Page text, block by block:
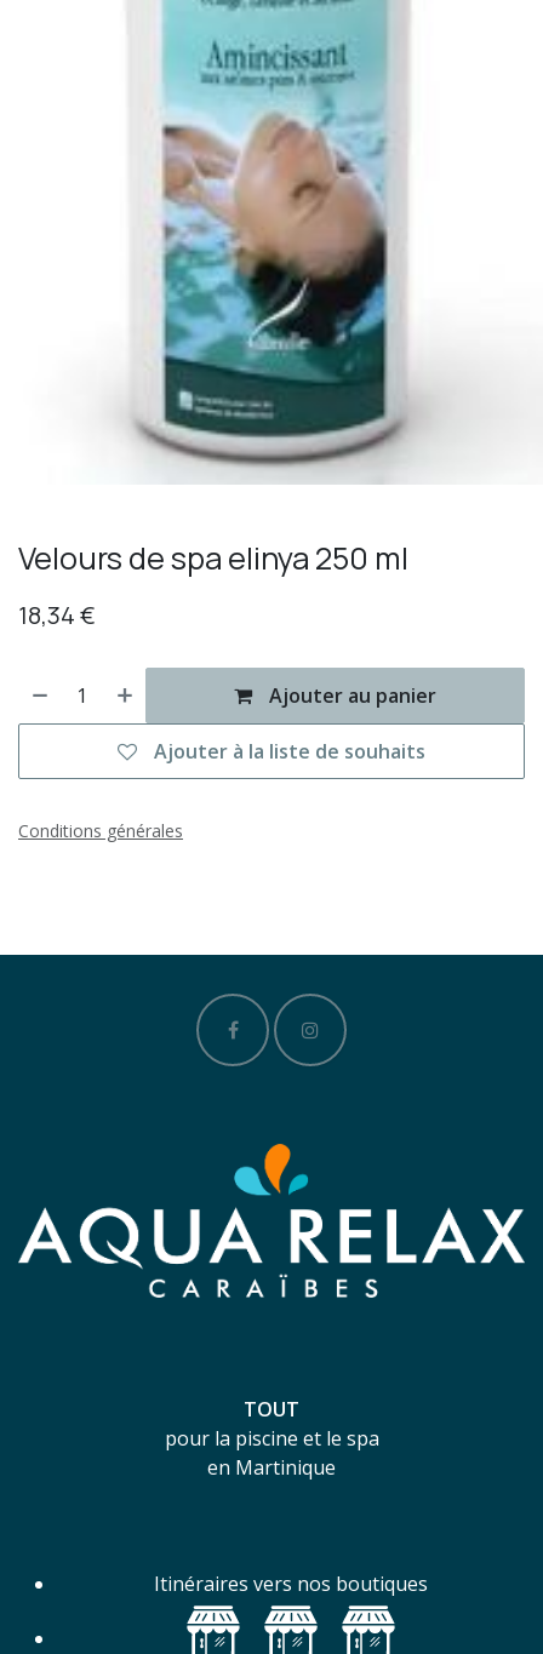
Velours de spa elinya 250 ml
18,34€
Ajouter au panier
Ajouter à la liste de souhaits
Conditions générales
TOUT
pour la piscine et le spa
en Martinique
Itinéraires vers nos boutiques